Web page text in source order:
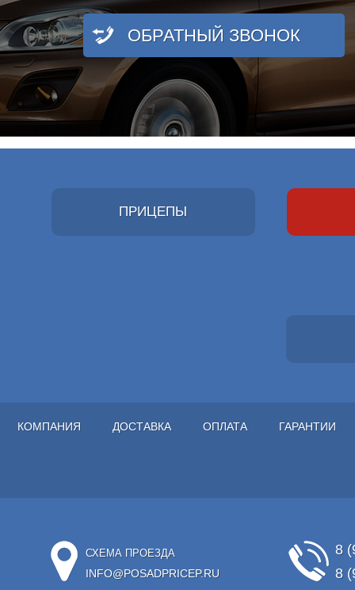
ОБРАТНЫЙ ЗВОНОК
ПРИЦЕПЫ
КОМПАНИЯ ДОСТАВКА ОПЛАТА ГАРАНТИИ
СХЕМА ПРОЕЗДА
INFO@POSADPRICEP.RU
8
8